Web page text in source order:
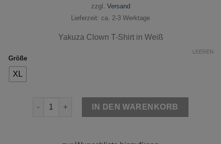
zzgl. Versand
Lieferzeit: ca. 2-3 Werktage
Yakuza Clown T-Shirt in Weiß
Größe
XL
LEEREN
Yakuza Clown T-Shirt Weiß Menge
IN DEN WARENKORB